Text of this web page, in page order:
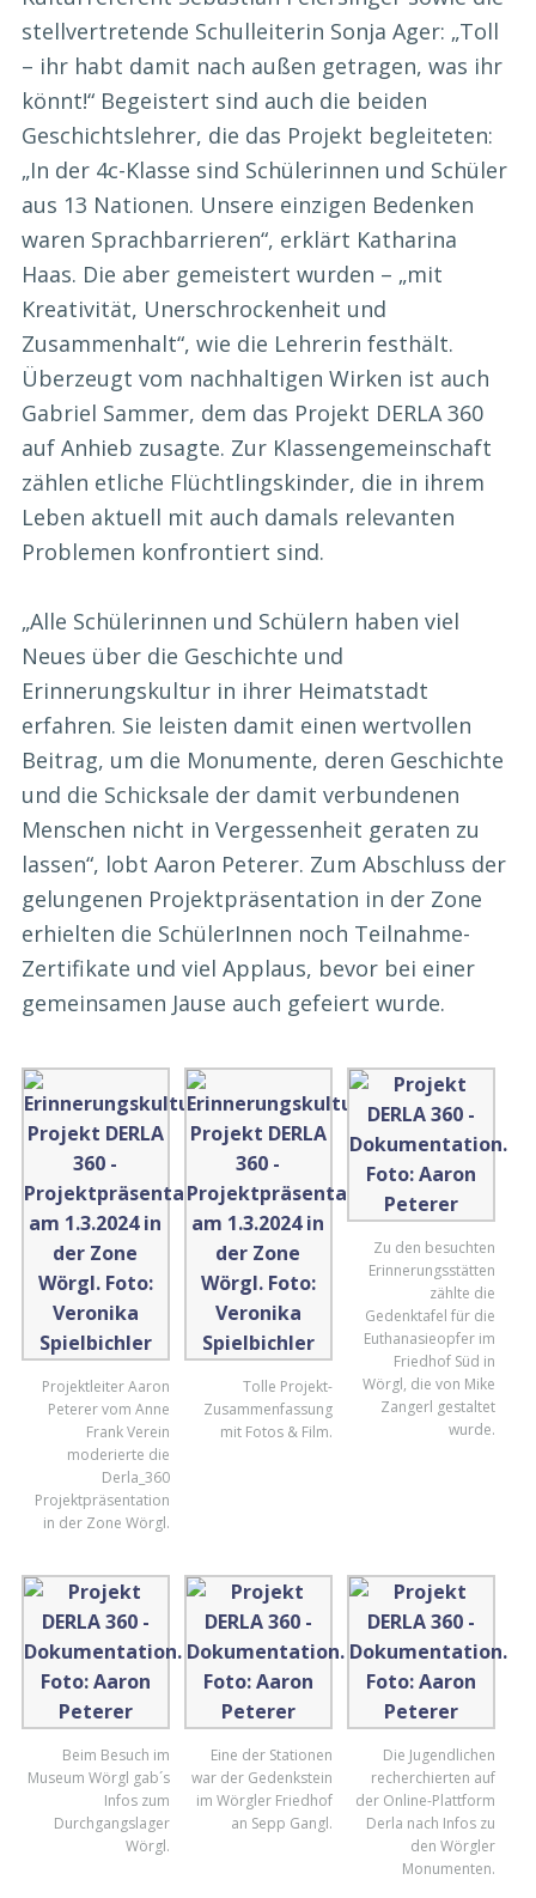
stellvertretende Schulleiterin Sonja Ager: „Toll
– ihr habt damit nach außen getragen, was ihr
könnt!“ Begeistert sind auch die beiden
Geschichtslehrer, die das Projekt begleiteten:
„In der 4c-Klasse sind Schülerinnen und Schüler
aus 13 Nationen. Unsere einzigen Bedenken
waren Sprachbarrieren“, erklärt Katharina
Haas. Die aber gemeistert wurden – „mit
Kreativität, Unerschrockenheit und
Zusammenhalt“, wie die Lehrerin festhält.
Überzeugt vom nachhaltigen Wirken ist auch
Gabriel Sammer, dem das Projekt DERLA 360
auf Anhieb zusagte. Zur Klassengemeinschaft
zählen etliche Flüchtlingskinder, die in ihrem
Leben aktuell mit auch damals relevanten
Problemen konfrontiert sind.
„Alle Schülerinnen und Schülern haben viel
Neues über die Geschichte und
Erinnerungskultur in ihrer Heimatstadt
erfahren. Sie leisten damit einen wertvollen
Beitrag, um die Monumente, deren Geschichte
und die Schicksale der damit verbundenen
Menschen nicht in Vergessenheit geraten zu
lassen“, lobt Aaron Peterer. Zum Abschluss der
gelungenen Projektpräsentation in der Zone
erhielten die SchülerInnen noch Teilnahme-
Zertifikate und viel Applaus, bevor bei einer
gemeinsamen Jause auch gefeiert wurde.
Projektleiter Aaron
Peterer vom Anne
Frank Verein
moderierte die
Derla_360
Projektpräsentation
in der Zone Wörgl.
Tolle Projekt-
Zusammenfassung
mit Fotos & Film.
Zu den besuchten
Erinnerungsstätten
zählte die
Gedenktafel für die
Euthanasieopfer im
Friedhof Süd in
Wörgl, die von Mike
Zangerl gestaltet
wurde.
Beim Besuch im
Museum Wörgl gab´s
Infos zum
Durchgangslager
Wörgl.
Eine der Stationen
war der Gedenkstein
im Wörgler Friedhof
an Sepp Gangl.
Die Jugendlichen
recherchierten auf
der Online-Plattform
Derla nach Infos zu
den Wörgler
Monumenten.